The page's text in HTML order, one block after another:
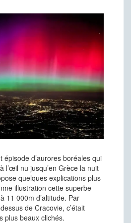
épisode d’aurores boréales qui
l’œil nu jusqu’en Grèce la nuit
quelques explications plus
illustration cette superbe
11 000m d’altitude. Par
de Cracovie, c’était
plus beaux clichés.